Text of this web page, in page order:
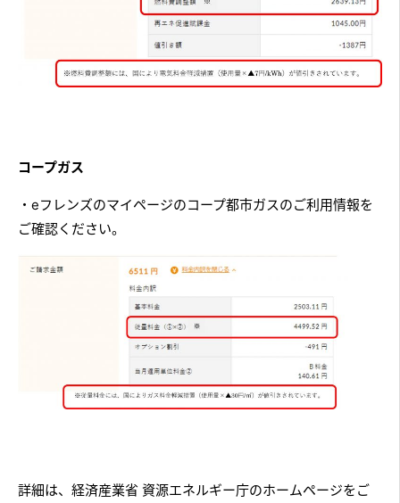
コープガス
・eフレンズのマイページのコープ都市ガスのご利用情報を
ご確認ください。
詳細は、経済産業省 資源エネルギー庁のホームページをご